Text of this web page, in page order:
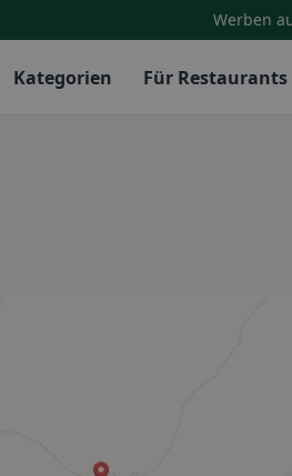
Werben
Kategorien Für Restaurants